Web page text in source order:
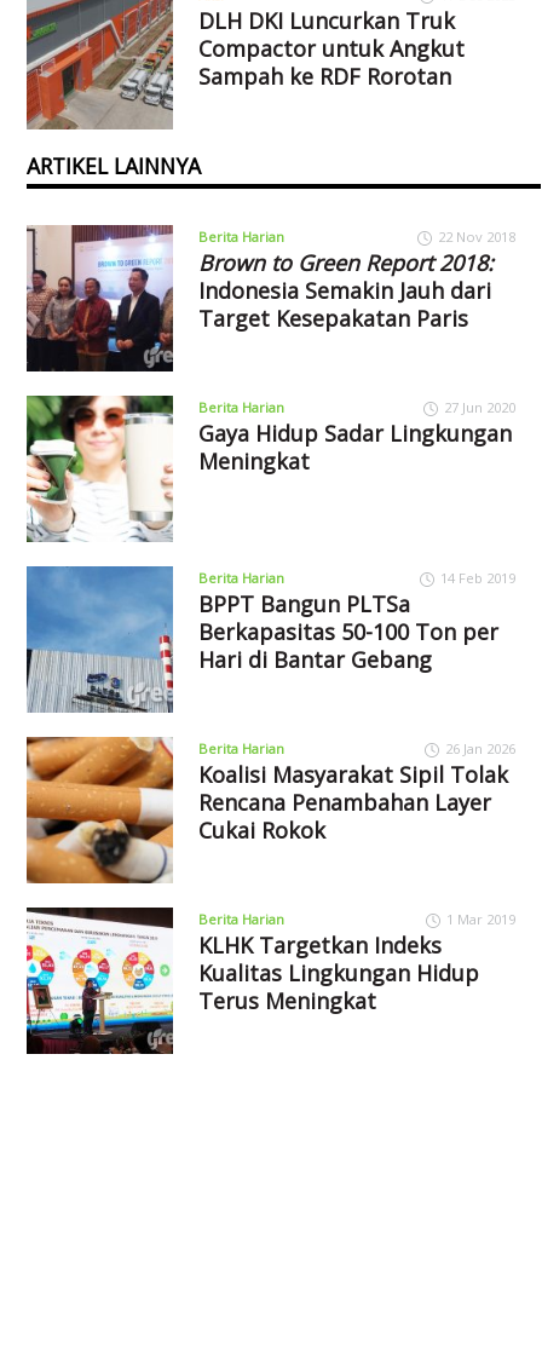
DLH DKI Luncurkan Truk
Compactor untuk Angkut
Sampah ke RDF Rorotan
ARTIKEL LAINNYA
Berita Harian 22 Nov 2018
Brown to Green Report 2018:
Indonesia Semakin Jauh dari
Target Kesepakatan Paris
Berita Harian 27 Jun 2020
Gaya Hidup Sadar Lingkungan
Meningkat
Berita Harian 14 Feb 2019
BPPT Bangun PLTSa
Berkapasitas 50-100 Ton per
Hari di Bantar Gebang
Berita Harian 26 Jan 2026
Koalisi Masyarakat Sipil Tolak
Rencana Penambahan Layer
Cukai Rokok
Berita Harian 1 Mar 2019
KLHK Targetkan Indeks
Kualitas Lingkungan Hidup
Terus Meningkat